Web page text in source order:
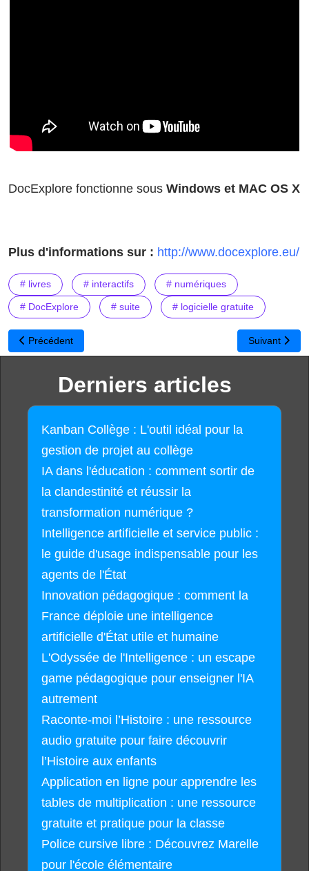
DocExplore fonctionne sous Windows et MAC OS X
Plus d'informations sur : http://www.docexplore.eu/
# livres # interactifs # numériques
# DocExplore # suite # logicielle gratuite
Article précédent : Guide de l'hygiène informatique
Précédent Article
Suivant
Derniers articles
Kanban Collège : L'outil idéal pour la
gestion de projet au collège
IA dans l'éducation : comment sortir de
la clandestinité et réussir la
transformation numérique ?
Intelligence artificielle et service public :
le guide d'usage indispensable pour les
agents de l'État
Innovation pédagogique : comment la
France déploie une intelligence
artificielle d'État utile et humaine
L'Odyssée de l'Intelligence : un escape
game pédagogique pour enseigner l'IA
autrement
Raconte-moi l’Histoire : une ressource
audio gratuite pour faire découvrir
l’Histoire aux enfants
Application en ligne pour apprendre les
tables de multiplication : une ressource
gratuite et pratique pour la classe
Police cursive libre : Découvrez Marelle
pour l'école élémentaire